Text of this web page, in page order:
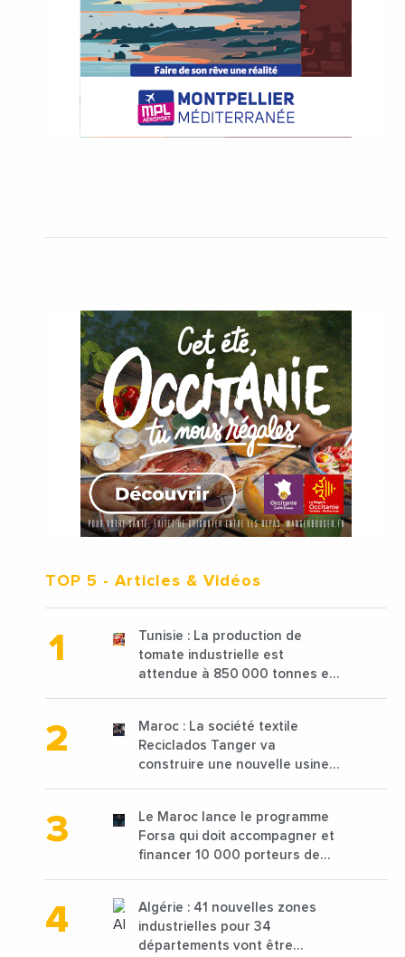
TOP 5 - Articles & Vidéos
Tunisie : La production de
tomate industrielle est
attendue à 850 000 tonnes en
Maroc : La société textile
Reciclados Tanger va
construire une nouvelle usine
Le Maroc lance le programme
Forsa qui doit accompagner et
financer 10 000 porteurs de
Algérie : 41 nouvelles zones
industrielles pour 34
départements vont être